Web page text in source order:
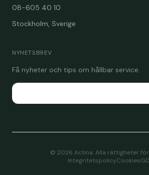
08-605 40 10
Stockholm, Sverige
NYHETSBREV
Få nyheter och tips om hållbar service.
© 2026 Actina. Alla rättigheter
IntegritetspolicyCookies